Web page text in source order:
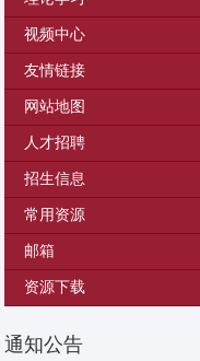
视频中心
友情链接
网站地图
人才招聘
招生信息
常用资源
邮箱
资源下载
通知公告